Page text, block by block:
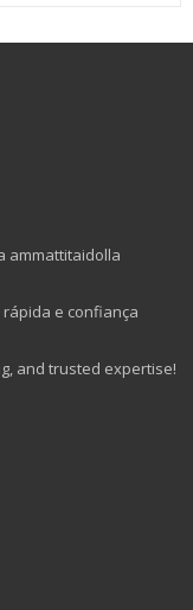
ammattitaidolla
e confiança
and trusted expertise!